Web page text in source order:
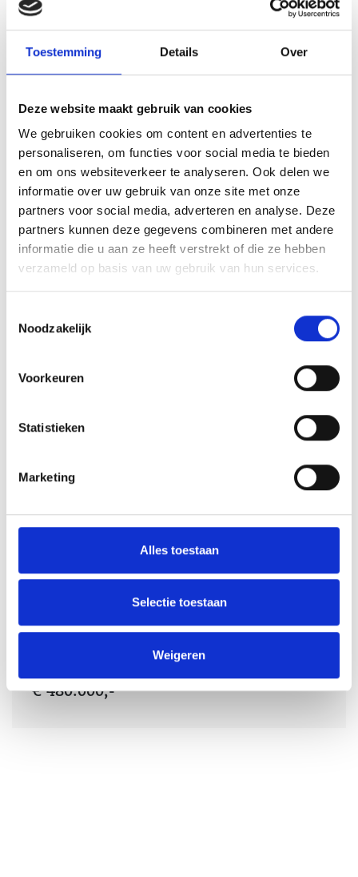
Toestemming Details Over
Deze website maakt gebruik van cookies
We gebruiken cookies om content en advertenties te
personaliseren, om functies voor social media te bieden
en om ons websiteverkeer te analyseren. Ook delen we
informatie over uw gebruik van onze site met onze
partners voor social media, adverteren en analyse. Deze
partners kunnen deze gegevens combineren met andere
informatie die u aan ze heeft verstrekt of die ze hebben
verzameld op basis van uw gebruik van hun services.
Noodzakelijk
Voorkeuren
Statistieken
Marketing
Alles toestaan
Selectie toestaan
Weigeren
Verkocht
Bouwtype C(s) - Bouwtype C(s) 33-12
Bouwtype C(s) - Bouwtype C(s) 33-09
€ 480.000,-